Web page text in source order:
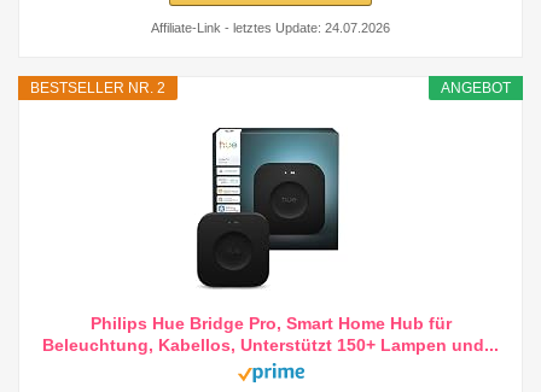
Affiliate-Link - letztes Update: 24.07.2026
ANGEBOT
BESTSELLER NR. 2
Philips Hue Bridge Pro, Smart Home Hub für
Beleuchtung, Kabellos, Unterstützt 150+ Lampen und...